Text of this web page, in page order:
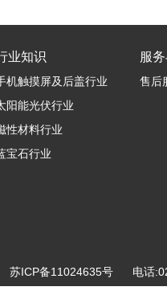
业知识
机触摸屏及后盖行业
阳能光伏行业
性材料行业
宝石行业
服
售后
苏ICP备11024635号 电话